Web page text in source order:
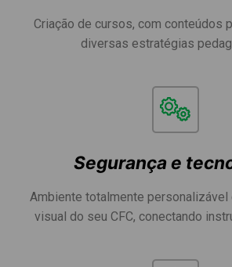
Criação de cursos, com conteúdos
diversas estratégias
Segurança e
Ambiente totalmente personalizável
visual do seu CFC, conectando